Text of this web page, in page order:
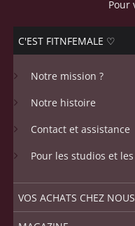
Pour
C'EST FITNFEMALE ♡
Notre mission ?
Notre histoire
Contact et assistance
Pour les studios et
VOS ACHATS CHEZ NOUS